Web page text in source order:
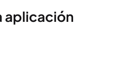
aplicación